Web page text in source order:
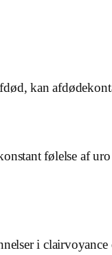
kan
følelse af
i